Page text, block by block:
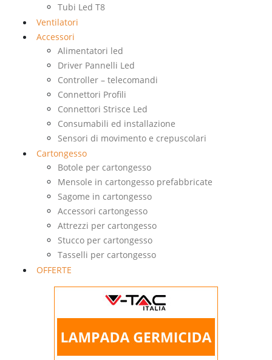
Tubi Led T8
Ventilatori
Accessori
Alimentatori led
Driver Pannelli Led
Controller – telecomandi
Connettori Profili
Connettori Strisce Led
Consumabili ed installazione
Sensori di movimento e crepuscolari
Cartongesso
Botole per cartongesso
Mensole in cartongesso prefabbricate
Sagome in cartongesso
Accessori cartongesso
Attrezzi per cartongesso
Stucco per cartongesso
Tasselli per cartongesso
OFFERTE